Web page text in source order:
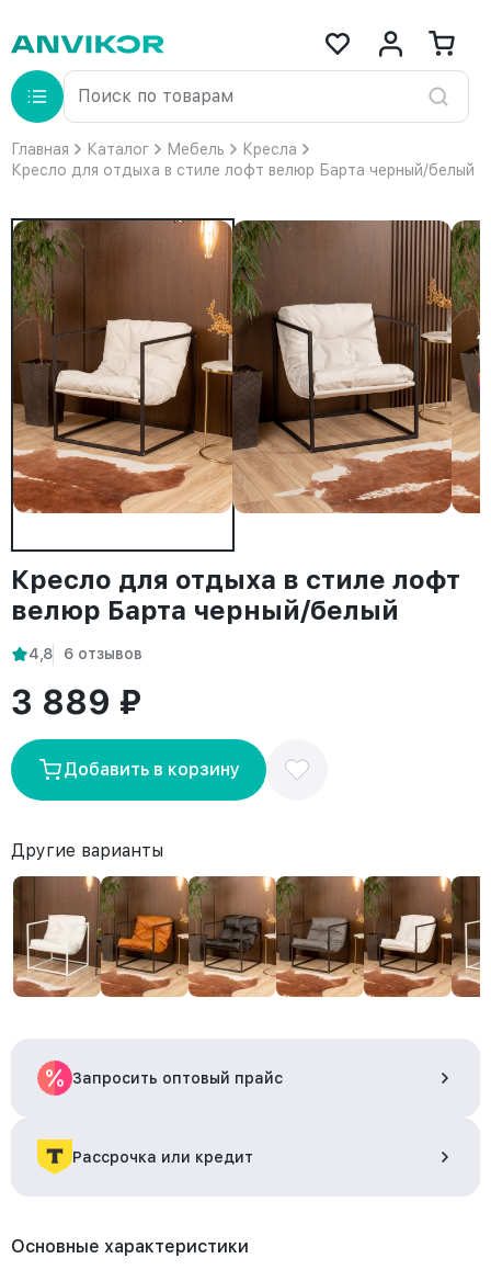
Главная Каталог Мебель
Кресла
Кресло для отдыха в стиле лофт велюр Барта черный/белый
Кресло для отдыха в стиле лофт
велюр Барта черный/белый
4,8 6 отзывов
3 889 ₽
Добавить в корзину
Другие варианты
Запросить оптовый прайс
Рассрочка или кредит
Основные характеристики